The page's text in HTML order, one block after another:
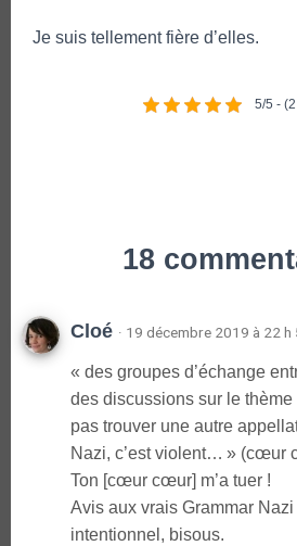
Je suis tellement fière d’elles.
5/5 -
18
Cloé · 19 décembre 2019 à 22 h
« des groupes d’échange
des discussions sur le thème
pas trouver une autre
Nazi, c’est violent… » (cœur
Ton [cœur cœur] m’a tuer !
Avis aux vrais Grammar Nazi
intentionnel, bisous.